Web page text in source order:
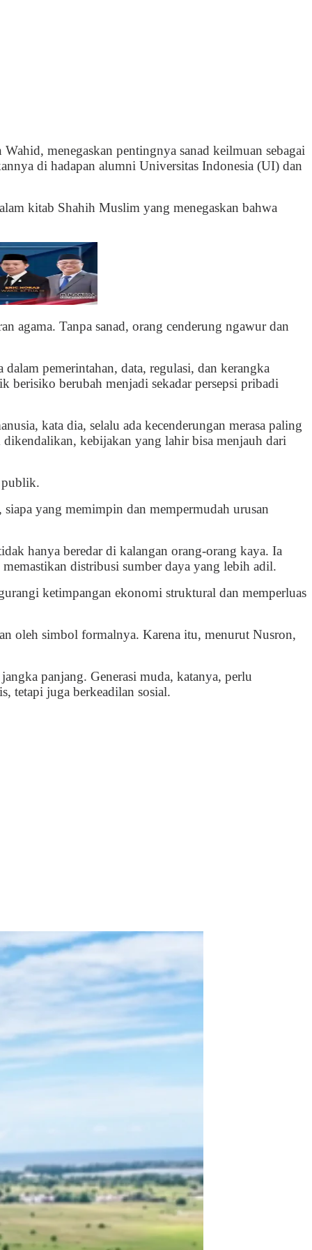
menegaskan pentingnya sanad keilmuan sebagai
di hadapan alumni Universitas Indonesia (UI) dan
kitab Shahih Muslim yang menegaskan bahwa
agama. Tanpa sanad, orang cenderung ngawur dan
pemerintahan, data, regulasi, dan kerangka
berisiko berubah menjadi sekadar persepsi pribadi
kata dia, selalu ada kecenderungan merasa paling
kebijakan yang lahir bisa menjauh dari
publik.
yang memimpin dan mempermudah urusan
hanya beredar di kalangan orang-orang kaya. Ia
distribusi sumber daya yang lebih adil.
ketimpangan ekonomi struktural dan memperluas
oleh simbol formalnya. Karena itu, menurut Nusron,
panjang. Generasi muda, katanya, perlu
tetapi juga berkeadilan sosial.